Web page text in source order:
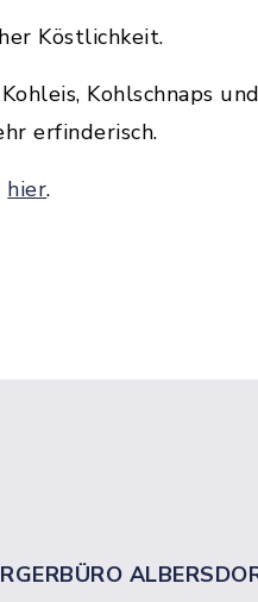
Köstlichkeit.
Kohlschnaps
erfinderisch.
hier.